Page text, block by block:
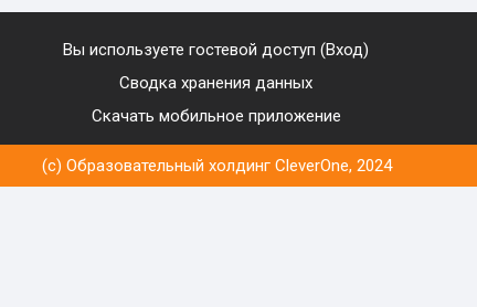
Вы используете гостевой доступ (Вход)
Сводка хранения данных
Скачать мобильное приложение
(c) Образовательный холдинг CleverOne, 2024